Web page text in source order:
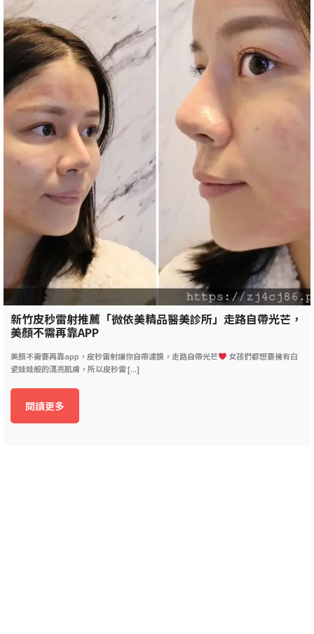
新竹皮秒雷射推薦「微依美精品醫美診所」走路自帶光芒，
美顏不需再靠APP
美顏不需要再靠app，皮秒雷射讓你自帶濾鏡，走路自帶光芒
女孩們都想要擁有白
瓷娃娃般的漂亮肌膚，所以皮秒雷 [...]
閱讀更多